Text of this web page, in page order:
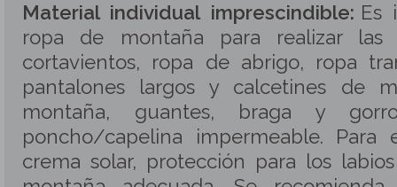
Material individual imprescindible: Es
ropa de montaña para realizar las
cortavientos, ropa de abrigo, ropa
pantalones largos y calcetines de
montaña, guantes, braga y
poncho/capelina impermeable.
crema solar, protección para los